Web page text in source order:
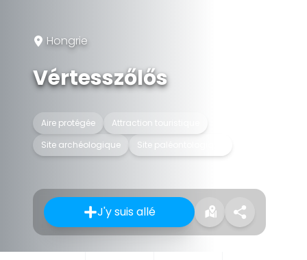
Hongrie
Vértesszőlős
Aire protégée
Attraction touristique
Site archéologique
Site paléontologique
J'y suis allé